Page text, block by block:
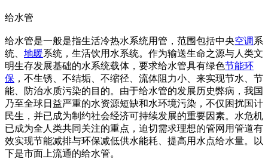
给水管
给水管是一般是指生活冷热水系统用管，范围包括中央空调系
统、 地暖系统，生活饮用水系统。作为输送生命之源与人类文
明生存发展基础的水系统载体，要求给水管具有绿色节能环
保 ，不生锈、不结垢、不缩径、流体阻力小、来实现节水、节
能、防治水质污染的目的。由于给水管的发展历史弊病，我国
乃至全球日益严重的水资源短缺和水环境污染，不仅困扰国计
民生，并已成为制约社会经济可持续发展的重要因素。水危机
已成为全人类共同关注的重点，迫切需求理想的管网用管道有
效实现节能减排与环保减低供水能耗、提高用水点给水量。以
下是市面上流通的给水管。